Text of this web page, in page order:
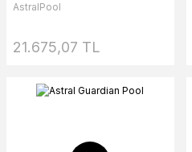
AstralPool
21.675,07 TL